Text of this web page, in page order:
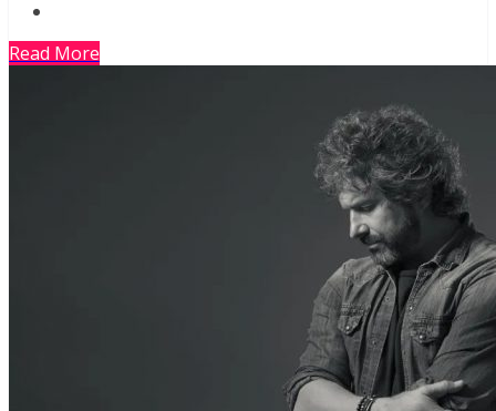
Read More